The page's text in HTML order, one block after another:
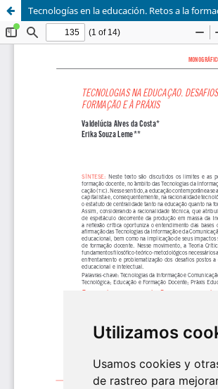
Utilizamos
Usamos cookies y
de rastreo para
Tecnologías en la educación. Retos a la